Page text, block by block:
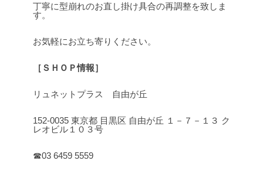
丁寧に型崩れのお直し掛け具合の再調整を致しま
す。
お気軽にお立ち寄りください。
［ＳＨＯＰ情報］
リュネットプラス 自由が丘
152-0035 東京都 目黒区 自由が丘 １－７－１３ ク
レオビル１０３号
☎03 6459 5559